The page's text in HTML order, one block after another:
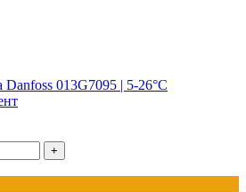
013G7095 | 5-26°С
+